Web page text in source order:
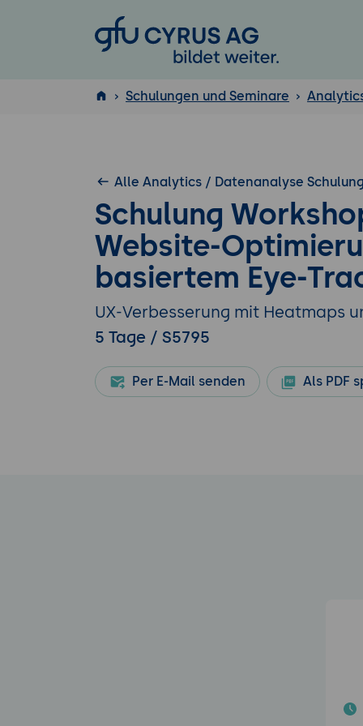
GFU Cyrus AG
ISTQB
Schulungen und Seminare
Alle Analytics / Datenanalyse
Schulung
Website-
basiertem Eye-
UX-Verbesserung mit Heatmaps
5 Tage / S5795
Per E-Mail senden Als PDF